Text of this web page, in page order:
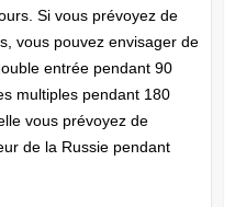
Si vous prévoyez de
vous pouvez envisager de
entrée pendant 90
multiples pendant 180
vous prévoyez de
de la Russie pendant